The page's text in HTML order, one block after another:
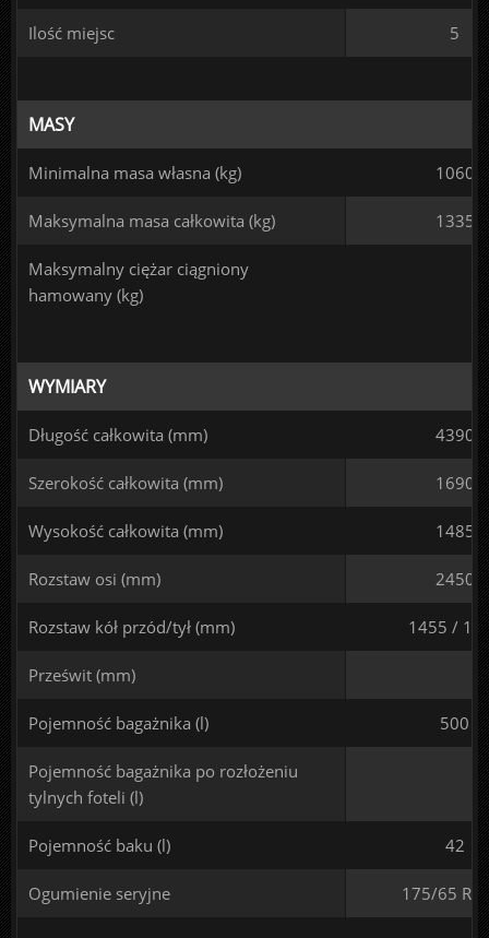
Ilość miejsc 5
MASY
Minimalna masa własna (kg) 1060
Maksymalna masa całkowita (kg) 1335
Maksymalny ciężar ciągniony
hamowany (kg)
WYMIARY
Długość całkowita (mm) 4390
Szerokość całkowita (mm) 1690
Wysokość całkowita (mm) 1485
Rozstaw osi (mm) 2450
Rozstaw kół przód/tył (mm) 1455 /
Prześwit (mm)
Pojemność bagażnika (l) 500
Pojemność bagażnika po rozłożeniu
tylnych foteli (l)
Pojemność baku (l) 42
Ogumienie seryjne 175/65 R